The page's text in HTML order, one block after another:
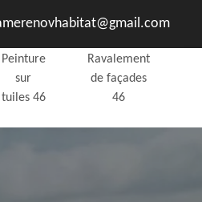
Peinture
sur
tuiles 46
Ravalement
de façades
46